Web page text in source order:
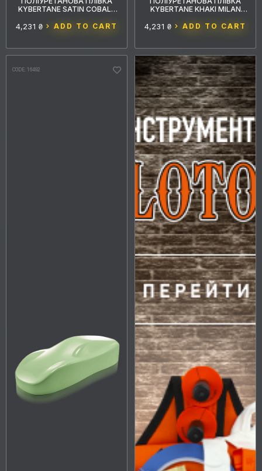
KYBERTANE SATIN COBALT
4,231 ₴ ADD TO CART
KYBERTANE KHAKI MILAN
4,231 ₴ ADD TO CART
CODE: 16492